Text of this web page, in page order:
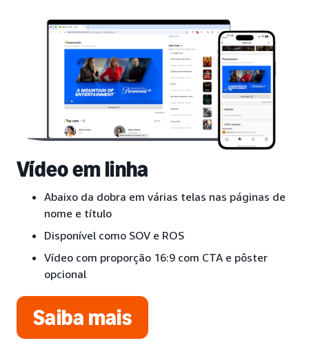
Vídeo em linha
Abaixo da dobra em várias telas nas páginas de
nome e título
Disponível como SOV e ROS
Vídeo com proporção 16:9 com CTA e pôster
opcional
Saiba mais